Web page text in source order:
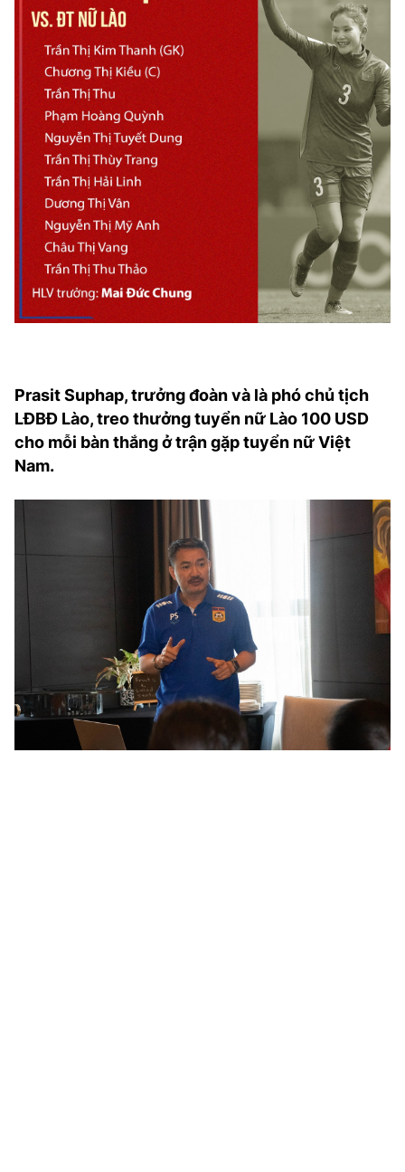
Prasit Suphap, trưởng đoàn và là phó chủ tịch
LĐBĐ Lào, treo thưởng tuyển nữ Lào 100 USD
cho mỗi bàn thắng ở trận gặp tuyển nữ Việt
Nam.